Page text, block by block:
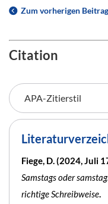
Zum vorherigen Beitrag
Citation
Fiege, D. (2024, Juli
Samstags oder
richtige Schreibweise.